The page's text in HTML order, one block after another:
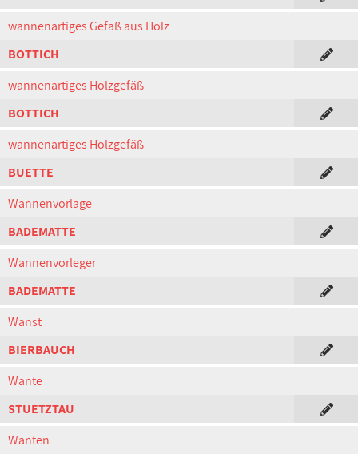
wannenartiges Gefäß aus Holz
BOTTICH
wannenartiges Holzgefäß
BOTTICH
wannenartiges Holzgefäß
BUETTE
Wannenvorlage
BADEMATTE
Wannenvorleger
BADEMATTE
Wanst
BIERBAUCH
Wante
STUETZTAU
Wanten